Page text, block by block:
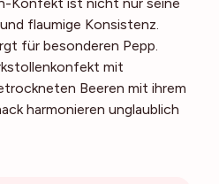
flaumige Konsistenz.
für besonderen Pepp.
mit
Beeren mit ihrem
harmonieren unglaublich